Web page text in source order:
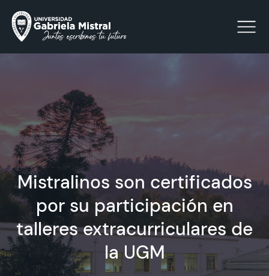
La Universidad
Facultades y Escuelas
Vinculación con el Medio
Investigación
Acreditación
Mistralinos son certificados
por su participación en
talleres extracurriculares de
la UGM